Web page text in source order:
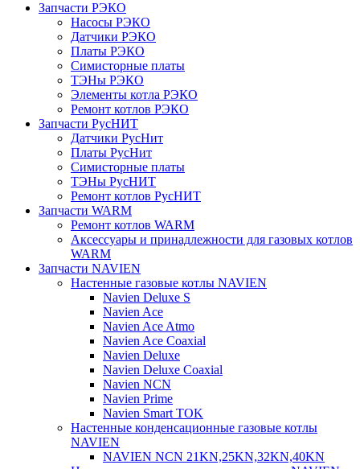
Запчасти РЭКО
Насосы РЭКО
Датчики РЭКО
Платы РЭКО
Симисторные платы
ТЭНы РЭКО
Элементы котла РЭКО
Ремонт котлов РЭКО
Запчасти РусНИТ
Датчики РусНит
Платы РусНит
Симисторные платы
ТЭНы РусНИТ
Ремонт котлов РусНИТ
Запчасти WARM
Ремонт котлов WARM
Аксессуары и принадлежности для газовых котлов
WARM
Запчасти NAVIEN
Настенные газовые котлы NAVIEN
Navien Deluxe S
Navien Ace
Navien Ace Atmo
Navien Ace Coaxial
Navien Deluxe
Navien Deluxe Coaxial
Navien NCN
Navien Prime
Navien Smart TOK
Настенные конденсационные газовые котлы
NAVIEN
NAVIEN NCN 21KN,25KN,32KN,40KN